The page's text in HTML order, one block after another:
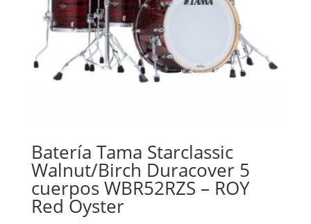
Batería Tama Starclassic
Walnut/Birch Duracover 5
cuerpos WBR52RZS – ROY
Red Oyster